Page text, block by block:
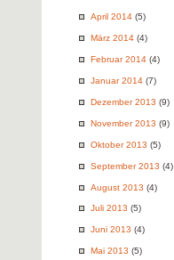
April 2014 (5)
März 2014 (4)
Februar 2014 (4)
Januar 2014 (7)
Dezember 2013 (9)
November 2013 (9)
Oktober 2013 (5)
September 2013 (4)
August 2013 (4)
Juli 2013 (5)
Juni 2013 (4)
Mai 2013 (5)